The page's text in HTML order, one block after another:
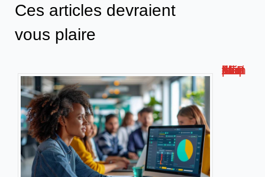
Ces articles devraient
vous plaire
Métis AFPA : la plateforme de formation numérique innovante !